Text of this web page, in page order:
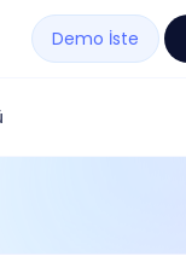
Demo İste